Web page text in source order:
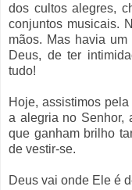
dos cultos alegres,
conjuntos musicais.
mãos. Mas havia
Deus, de ter
tudo!
Hoje, assistimos
a alegria no Senhor,
que ganham brilho
de vestir-se.
Deus vai onde Ele é